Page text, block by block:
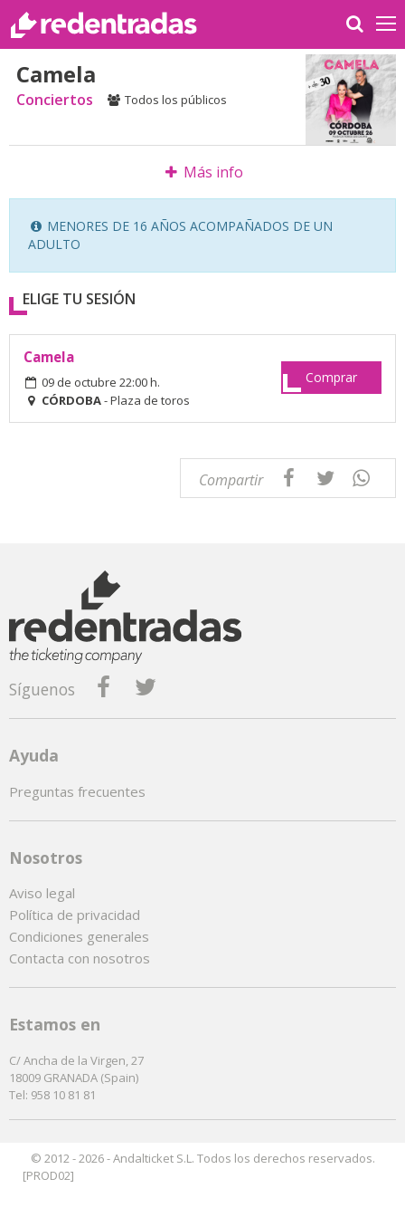
Camela
Conciertos Todos los públicos
Más info
MENORES DE 16 AÑOS ACOMPAÑADOS DE UN
ADULTO
ELIGE TU SESIÓN
Camela
09 de octubre 22:00 h.
CÓRDOBA- Plaza de toros
Comprar
Compartir
Síguenos
Ayuda
Preguntas frecuentes
Nosotros
Aviso legal
Política de privacidad
Condiciones generales
Contacta con nosotros
Estamos en
C/ Ancha de la Virgen, 27
18009 GRANADA (Spain)
Tel: 958 10 81 81
© 2012 - 2026 - Andalticket S.L. Todos los derechos reservados.
[PROD02]